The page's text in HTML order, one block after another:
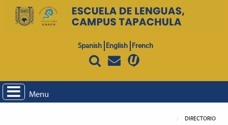
Spanish English French
Menu
DIRECTORIO